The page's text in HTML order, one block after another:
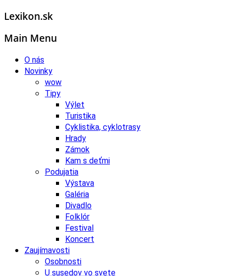
Lexikon.sk
Main Menu
O nás
Novinky
wow
Tipy
Výlet
Turistika
Cyklistika, cyklotrasy
Hrady
Zámok
Kam s deťmi
Podujatia
Výstava
Galéria
Divadlo
Folklór
Festival
Koncert
Zaujímavosti
Osobnosti
U susedov vo svete